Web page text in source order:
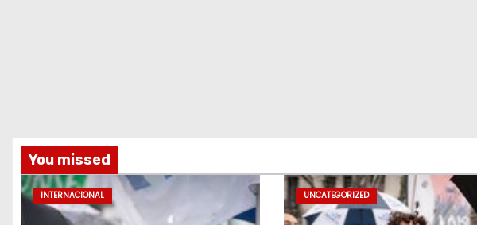
You missed
INTERNACIONAL UNCATEGORIZED